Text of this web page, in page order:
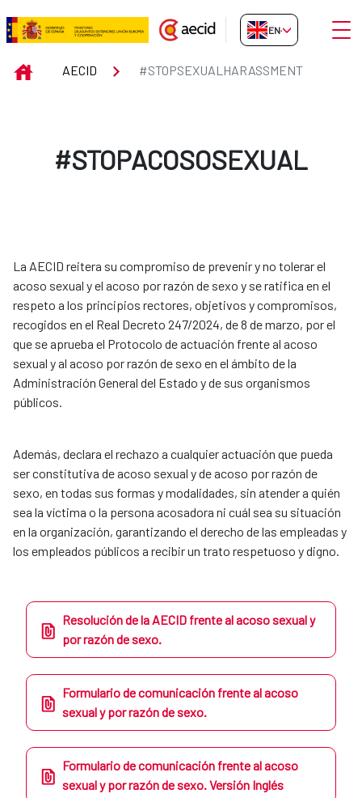
Skip to Main Content
#STOPSEXUALHARASSMENT
EN-GB
INICIOAECID #STOPSEXUALHARASSMENT
#STOPACOSOSEXUAL
La AECID reitera su compromiso de prevenir y no tolerar el
acoso sexual y el acoso por razón de sexo y se ratifica en el
respeto a los principios rectores, objetivos y compromisos,
recogidos en el Real Decreto 247/2024, de 8 de marzo, por el
que se aprueba el Protocolo de actuación frente al acoso
sexual y al acoso por razón de sexo en el ámbito de la
Administración General del Estado y de sus organismos
públicos.
Además, declara el rechazo a cualquier actuación que pueda
ser constitutiva de acoso sexual y de acoso por razón de
sexo, en todas sus formas y modalidades, sin atender a quién
sea la víctima o la persona acosadora ni cuál sea su situación
en la organización, garantizando el derecho de las empleadas y
los empleados públicos a recibir un trato respetuoso y digno.
Resolución de la AECID frente al acoso sexual y
por razón de sexo.
Formulario de comunicación frente al acoso
sexual y por razón de sexo.
Formulario de comunicación frente al acoso
sexual y por razón de sexo. Versión Inglés